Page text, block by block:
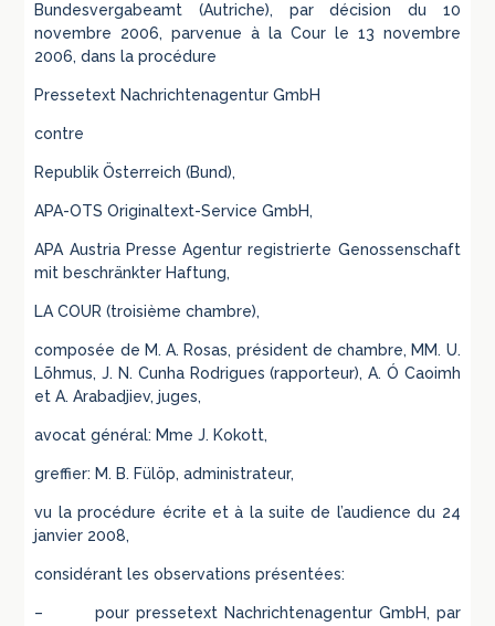
Bundesvergabeamt (Autriche), par décision du 10
novembre 2006, parvenue à la Cour le 13 novembre
2006, dans la procédure
Pressetext Nachrichtenagentur GmbH
contre
Republik Österreich (Bund),
APA-OTS Originaltext-Service GmbH,
APA Austria Presse Agentur registrierte Genossenschaft
mit beschränkter Haftung,
LA COUR (troisième chambre),
composée de M. A. Rosas, président de chambre, MM. U.
Lõhmus, J. N. Cunha Rodrigues (rapporteur), A. Ó Caoimh
et A. Arabadjiev, juges,
avocat général: Mme J. Kokott,
greffier: M. B. Fülöp, administrateur,
vu la procédure écrite et à la suite de l’audience du 24
janvier 2008,
considérant les observations présentées:
– pour pressetext Nachrichtenagentur GmbH, par